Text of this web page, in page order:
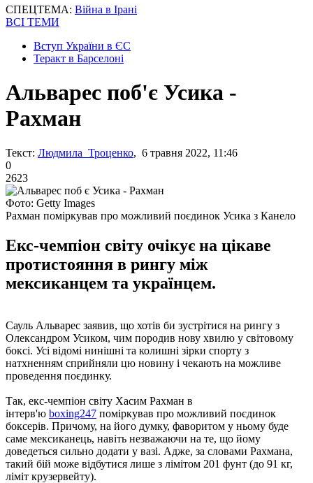
СПЕЦТЕМА: Війна в Ірані
ВСІ ТЕМИ
Вступ України в ЄС
Теракт в Барселоні
Альварес поб'є Усика -
Рахман
Текст: Людмила Троценко, 6 травня 2022, 11:46
0
2623
Фото: Getty Images
Рахман поміркував про можливий поєдинок Усика з Канело
Екс-чемпіон світу очікує на цікаве
протистояння в рингу між
мексиканцем та українцем.
Сауль Альварес заявив, що хотів би зустрітися на рингу з
Олександром Усиком, чим породив нову хвилю у світовому
боксі. Усі відомі нинішні та колишні зірки спорту з
натхненням сприйняли цю новину і чекають на можливе
проведення поєдинку.
Так, екс-чемпіон світу Хасим Рахман в
інтерв'ю boxing247 поміркував про можливий поєдинок
боксерів. Причому, на його думку, фаворитом у ньому буде
саме мексиканець, навіть незважаючи на те, що йому
доведеться сильно додати у вазі. Адже, за словами Рахмана,
такий бій може відбутися лише з лімітом 201 фунт (до 91 кг,
ліміт крузервейту).